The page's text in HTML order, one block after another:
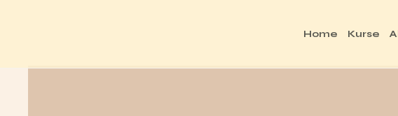
Home Kurse